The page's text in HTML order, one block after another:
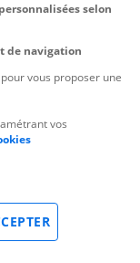
selon
de navigation
vous proposer une
vos